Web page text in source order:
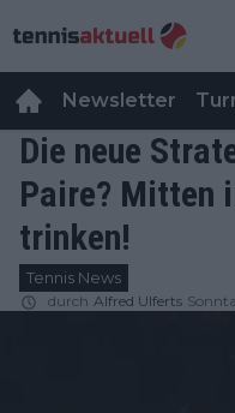
Newsletter
Die neue
Paire? Mitten
trinken!
Tennis News
durch Alfred Ulferts